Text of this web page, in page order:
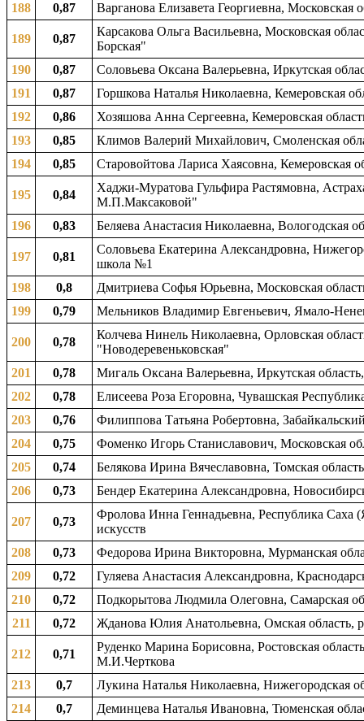
188
0,87 Варганова Елизавета Георгиевна, Московская
189 0,87
Карсакова Ольга Васильевна, Московская
Борская"
190
0,87
Соловьева Оксана Валерьевна, Иркутская
191
0,87
Горшкова Наталья Николаевна, Кемеровская
192
0,86
Хозяшова Анна Сергеевна, Кемеровская
193
0,85
Климов Валерий Михайлович, Смоленская
194
0,85 Старовойтова Лариса Хаясовна, Кемеровская
195 0,84
Хаджи-Муратова Гульфира Растямовна,
М.П.Максаковой"
196
0,83 Беляева Анастасия Николаевна, Вологодская
197 0,81
Соловьева Екатерина Александровна,
школа №1
198
0,8
Дмитриева Софья Юрьевна, Московская
199
0,79 Мельников Владимир Евгеньевич, Ямало-
200 0,78
Колчева Нинель Николаевна, Орловская
"Новодеревеньковская"
201
0,78
Мигаль Оксана Валерьевна, Иркутская
202
0,78
Елисеева Роза Егоровна, Чувашская
203
0,76
Филиппова Татьяна Робертовна,
204
0,75
Фоменко Игорь Станиславович, Московская
205
0,74
Белякова Ирина Вячеславовна, Томская
206
0,73 Бендер Екатерина Александровна,
207 0,73
Фролова Инна Геннадьевна, Республика Саха
искусств
208
0,73
Федорова Ирина Викторовна, Мурманская
209
0,72
Гуляева Анастасия Александровна,
210
0,72
Подкорытова Людмила Олеговна, Самарская
211
0,72 Жданова Юлия Анатольевна, Омская область,
212 0,71
Руденко Марина Борисовна, Ростовская
М.И.Черткова
213
0,7
Лукина Наталья Николаевна, Нижегородская
214
0,7 Деминцева Наталья Ивановна, Тюменская